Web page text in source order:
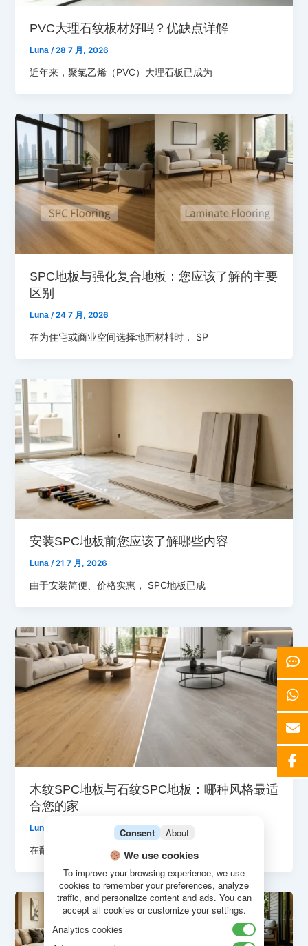
PVC大理石纹板材好吗？优缺点详解
Luna /28 7 月, 2026
近年来，聚氯乙烯（PVC）大理石板已成为
SPC地板与强化复合地板：您应该了解的主要
区别
Luna /24 7 月, 2026
在为住宅或商业空间选择地面材料时， SP
安装SPC地板前您应该了解哪些内容
Luna /21 7 月, 2026
由于安装简便、价格实惠， SPC地板已成
木纹SPC地板与石纹SPC地板：哪种风格最适
合您的家
Luna
在翻新住宅或改造商业空间时，选择合适的地
Consent About
We use cookies
To improve your browsing experience, we use
cookies to remember your preferences, analyze
traffic, and personalize content and ads. You can
accept all cookies or customize your settings.
Analytics cookies